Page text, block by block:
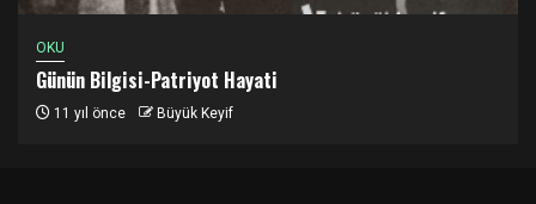
OKU
Günün Bilgisi-Patriyot Hayati
11 yıl önce Büyük Keyif